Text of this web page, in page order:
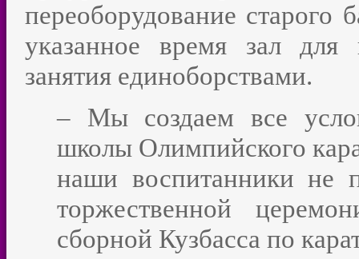
переоборудование старого
указанное время зал для
занятия единоборствами.
– Мы создаем все
школы Олимпийского
наши воспитанники не
торжественной
сборной Кузбасса по